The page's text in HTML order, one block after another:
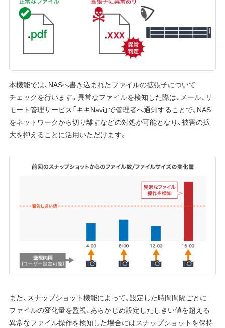
本機能では、NASへ書き込まれたファイルの拡張子について
チェックを行います。異常なファイルを検知した際は、メール、リ
モート管理サービス「キキNavi」で管理者へ通知することで、NAS
をネットワークから切り離すなどの対処が可能となり、被害の拡
大を抑えることに活用いただけます。
また、スナップショット機能によって、設定した時間間隔ごとに
ファイルの変化量を監視、あらかじめ設定したしきい値を超える
異常なファイル操作を検知した場合にはスナップショットを保持